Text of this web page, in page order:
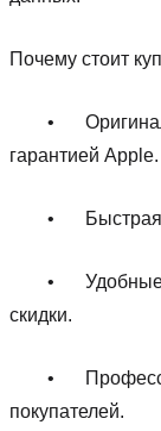
Почему стоит
•
гарантией Apple.
•
•
скидки.
•
покупателей.